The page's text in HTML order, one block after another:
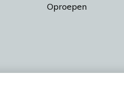
Oproepen